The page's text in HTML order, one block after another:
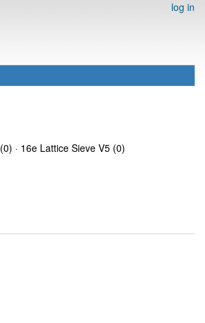
log in
(0) · 16e Lattice Sieve V5 (0)